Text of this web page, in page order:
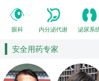
眼科 内分泌代谢 泌尿系
安全用药专家